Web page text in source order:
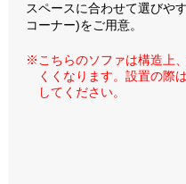
スペースに合わせて選びや
コーナー)をご用意。
※こちらのソファは構造上
くくなります。設置の際
してください。